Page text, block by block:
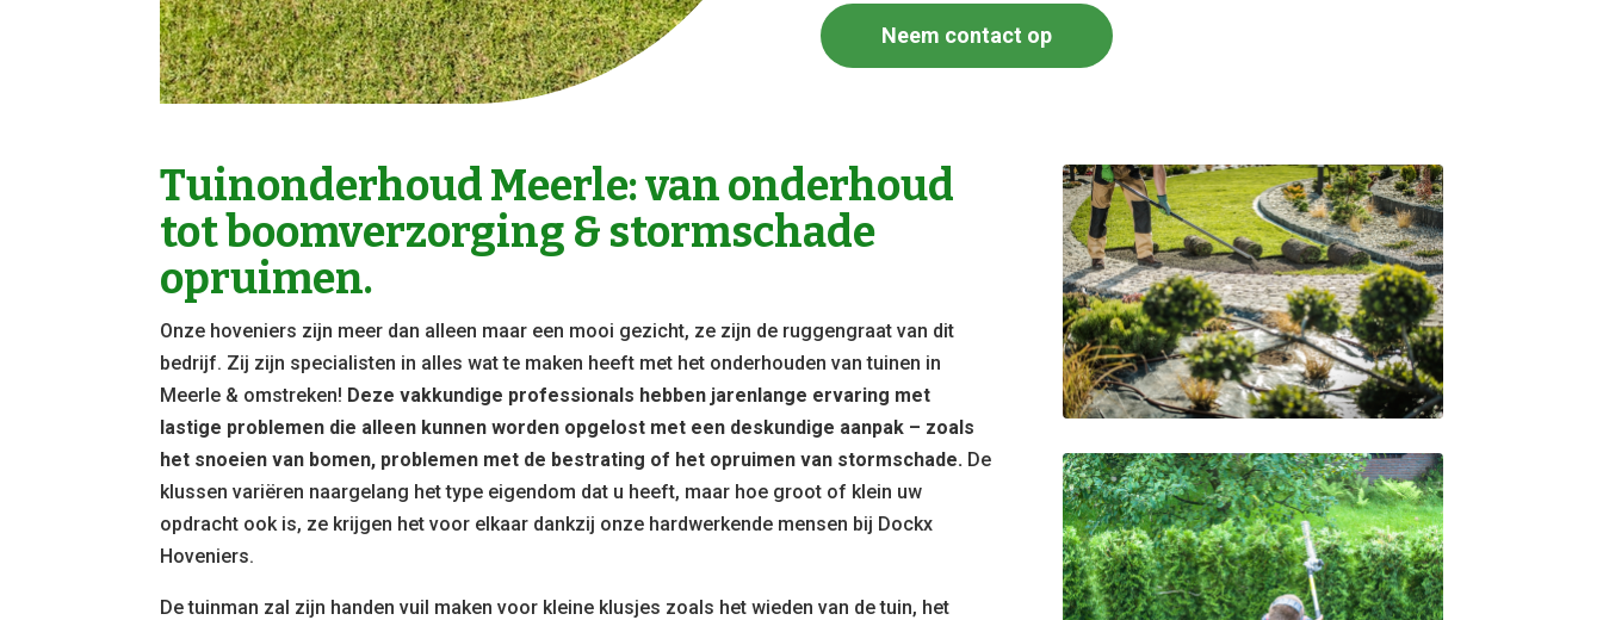
Neem contact op
Tuinonderhoud Meerle: van onderhoud
tot boomverzorging & stormschade
opruimen.
Onze hoveniers zijn meer dan alleen maar een mooi gezicht, ze zijn de ruggengraat van dit
bedrijf. Zij zijn specialisten in alles wat te maken heeft met het onderhouden van tuinen in
Meerle & omstreken! Deze vakkundige professionals hebben jarenlange ervaring met
lastige problemen die alleen kunnen worden opgelost met een deskundige aanpak – zoals
het snoeien van bomen, problemen met de bestrating of het opruimen van stormschade. De
klussen variëren naargelang het type eigendom dat u heeft, maar hoe groot of klein uw
opdracht ook is, ze krijgen het voor elkaar dankzij onze hardwerkende mensen bij Dockx
Hoveniers.
De tuinman zal zijn handen vuil maken voor kleine klusjes zoals het wieden van de tuin, het